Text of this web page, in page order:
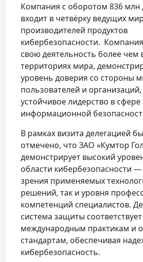
Компания с оборотом 836
входит в четвёрку ведущих
производителей продуктов
кибербезопасности.
свою деятельность более чем
территориях мира,
уровень доверия со стороны
пользователей и
устойчивое лидерство в сфере
информационной
В рамках визита делегацией
отмечено, что ЗАО «Кумтор
демонстрирует высокий
области кибербезопасности —
зрения применяемых
решений, так и уровня
компетенций специалистов.
система защиты
международным практикам и
стандартам, обеспечивая
кибербезопасность.